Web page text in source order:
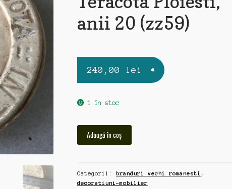
anii 20 (zz59)
240,00 lei
1 în stoc
piesa
Fabrica
Adaugă în coș
Categorii: branduri vechi romanesti ,
decoratiuni-mobilier